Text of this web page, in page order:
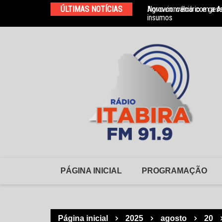
o
ÚLTIMAS NOTÍCIAS
Agrowin: calcário e
insumos
Novo convênio com a
PÁGINA INICIAL PROGRAMAÇÃO
Página inicial 2025 agosto 20